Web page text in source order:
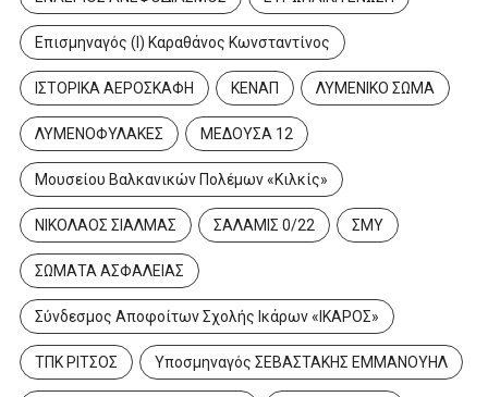
Επισμηναγός (Ι) Καραθάνος Κωνσταντίνος
ΙΣΤΟΡΙΚΑ ΑΕΡΟΣΚΑΦΗ ΚΕΝΑΠ ΛΥΜΕΝΙΚΟ ΣΩΜΑ
ΛΥΜΕΝΟΦΥΛΑΚΕΣ ΜΕΔΟΥΣΑ 12
Μουσείου Βαλκανικών Πολέμων «Κιλκίς»
ΝΙΚΟΛΑΟΣ ΣΙΑΛΜΑΣ ΣΑΛΑΜΙΣ 0/22 ΣΜΥ
ΣΩΜΑΤΑ ΑΣΦΑΛΕΙΑΣ
Σύνδεσμος Αποφοίτων Σχολής Ικάρων «ΙΚΑΡΟΣ»
ΤΠΚ ΡΙΤΣΟΣ Υποσμηναγός ΣΕΒΑΣΤΑΚΗΣ ΕΜΜΑΝΟΥΗΛ